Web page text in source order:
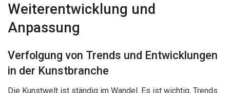
Weiterentwicklung und
Anpassung
Verfolgung von Trends und Entwicklungen
in der Kunstbranche
Die Kunstwelt ist ständig im Wandel. Es ist wichtig, Trends